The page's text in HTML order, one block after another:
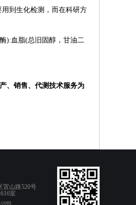
到生化检测，而在科研方
): 血脂(总旧固醇，甘油二
、销售、代测技术服务为
宜山路520号
室